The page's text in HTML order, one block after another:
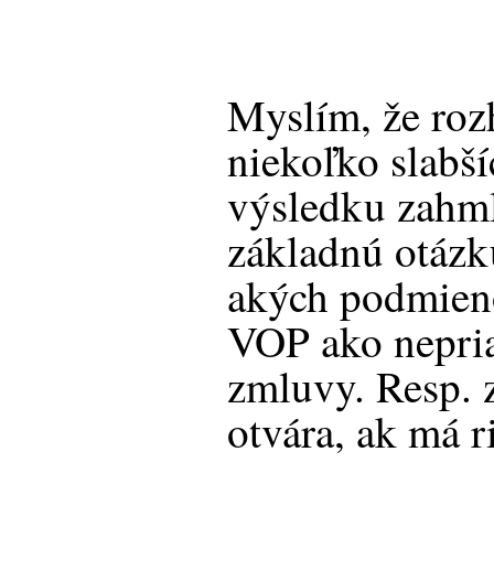
Myslím, že
niekoľko
výsledku
základnú
akých
VOP ako
zmluvy. Resp.
otvára, ak má